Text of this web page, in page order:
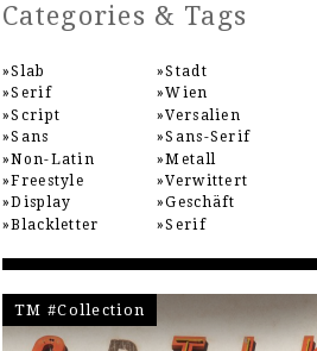
Categories & Tags
Slab
Serif
Script
Sans
Non-Latin
Freestyle
Display
Blackletter
Stadt
Wien
Versalien
Sans-Serif
Metall
Verwittert
Geschäft
Serif
TM #Collection